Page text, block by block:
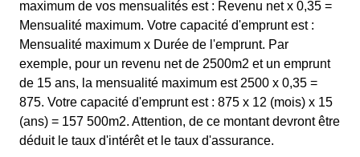
maximum de vos mensualités est : Revenu net x 0,35 =
Mensualité maximum. Votre capacité d'emprunt est :
Mensualité maximum x Durée de l'emprunt. Par
exemple, pour un revenu net de 2500m2 et un emprunt
de 15 ans, la mensualité maximum est 2500 x 0,35 =
875. Votre capacité d'emprunt est : 875 x 12 (mois) x 15
(ans) = 157 500m2. Attention, de ce montant devront être
déduit le taux d'intérêt et le taux d'assurance.